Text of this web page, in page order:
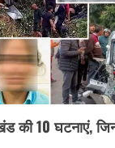
की 10 घटनाएं,